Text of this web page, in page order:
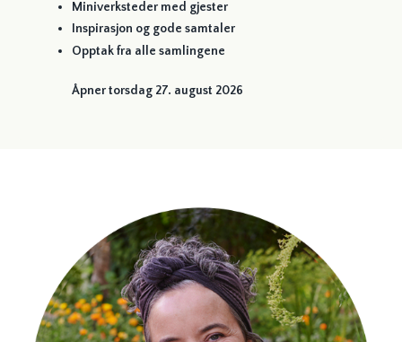
Miniverksteder med gjester
Inspirasjon og gode samtaler
Opptak fra alle samlingene
Åpner torsdag 27. august 2026